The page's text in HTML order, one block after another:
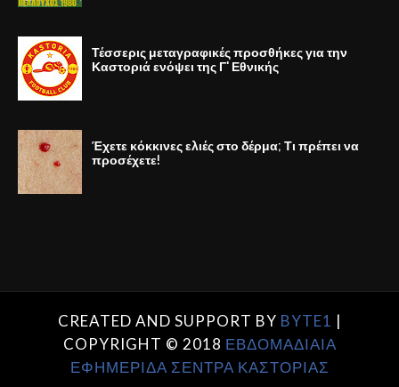
Τέσσερις μεταγραφικές προσθήκες για την
Καστοριά ενόψει της Γ' Εθνικής
Έχετε κόκκινες ελιές στο δέρμα; Τι πρέπει να
προσέχετε!
CREATED AND SUPPORT BY BYTE1 |
COPYRIGHT © 2018 ΕΒΔΟΜΑΔΙΑΙΑ
ΕΦΗΜΕΡΙΔΑ ΣΕΝΤΡΑ ΚΑΣΤΟΡΙΑΣ